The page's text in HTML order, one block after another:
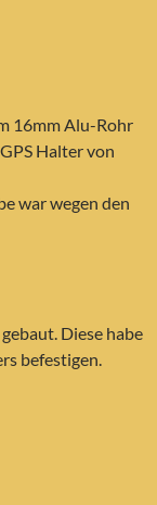
16mm Alu-Rohr
Halter von
war wegen den
Diese habe
befestigen.